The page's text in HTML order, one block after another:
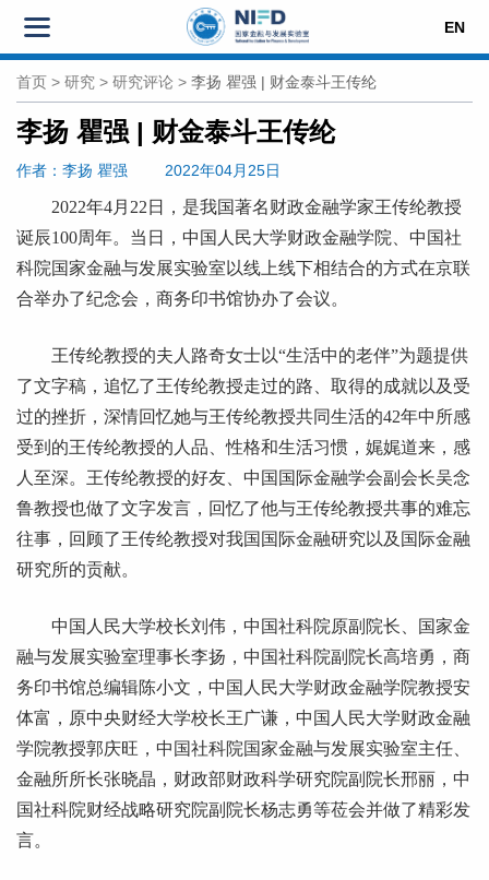
EN
首页 > 研究 > 研究评论 > 李扬 瞿强 | 财金泰斗王传纶
李扬 瞿强 | 财金泰斗王传纶
作者 ：李扬 瞿强 2022年04月25日
2022年4月 22 日，是我国著名财政金融学家王传纶教授
诞辰100周年。当日，中国人民大学财政金融学院、中国社
科院国家金融与发展实验室以线上线下相结合的方式在京联
合举办了纪念会，商务印书馆协办了会议。
王传纶教授的夫人路奇女士以“生活中的老伴”为题提供
了文字稿，追忆了王传纶教授走过的路、取得的成就以及受
过的挫折，深情回忆她与王传纶教授共同生活的42年中所感
受到的王传纶教授的人品、性格和生活习惯，娓娓道来，感
人至深。王传纶教授的好友、中国国际金融学会副会长吴念
鲁教授也做了文字发言，回忆了他与王传纶教授共事的难忘
往事，回顾了王传纶教授对我国国际金融研究以及国际金融
研究所的贡献。
中国人民大学校长刘伟，中国社科院原副院长、国家金
融与发展实验室理事长李扬，中国社科院副院长高培勇，商
务印书馆总编辑陈小文，中国人民大学财政金融学院教授安
体富，原中央财经大学校长王广谦，中国人民大学财政金融
学院教授郭庆旺，中国社科院国家金融与发展实验室主任、
金融所所长张晓晶，财政部财政科学研究院副院长邢丽，中
国社科院财经战略研究院副院长杨志勇等莅会并做了精彩发
言。